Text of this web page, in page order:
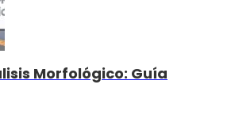
Morfológico: Guía